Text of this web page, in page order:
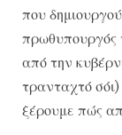
που
πρωθυπουργός
από την
τρανταχτό
ξέρουμε πώς